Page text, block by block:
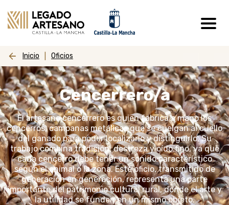
Inicio Oficios
Cencerrero/a
Elartesano cencerreroes quien fabrica a mano los
cencerros, campanas metálicas que se cuelgan al cuello
del ganado para poder localizarlo y distinguirlo. Su
trabajo combina tradición, destreza y oído fino, ya que
cada cencerro debe tener unsonido característico
según el animal o la zona. Este oficio, transmitido de
generación en generación, representa una parte
importante delpatrimonio cultural rural, donde el arte y
la utilidad se funden en un mismo objeto.